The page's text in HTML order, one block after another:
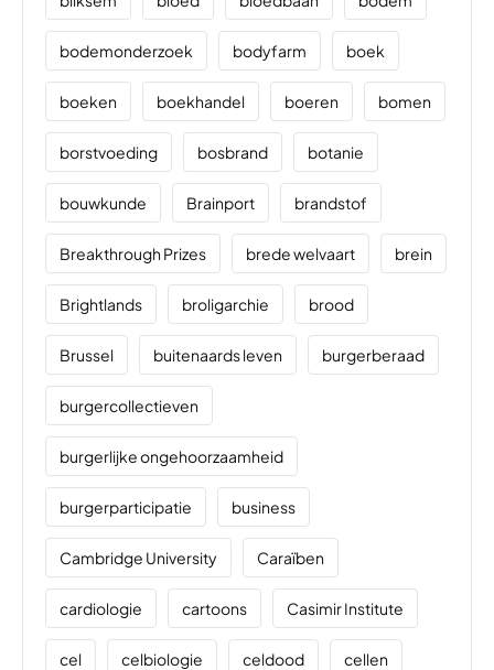
bodemonderzoek bodyfarm boek
boeken boekhandel boeren bomen
borstvoeding bosbrand botanie
bouwkunde Brainport brandstof
Breakthrough Prizes brede welvaart brein
Brightlands broligarchie brood
Brussel buitenaards leven burgerberaad
burgercollectieven
burgerlijke ongehoorzaamheid
burgerparticipatie business
Cambridge University Caraïben
cardiologie cartoons Casimir Institute
cel celbiologie celdood cellen